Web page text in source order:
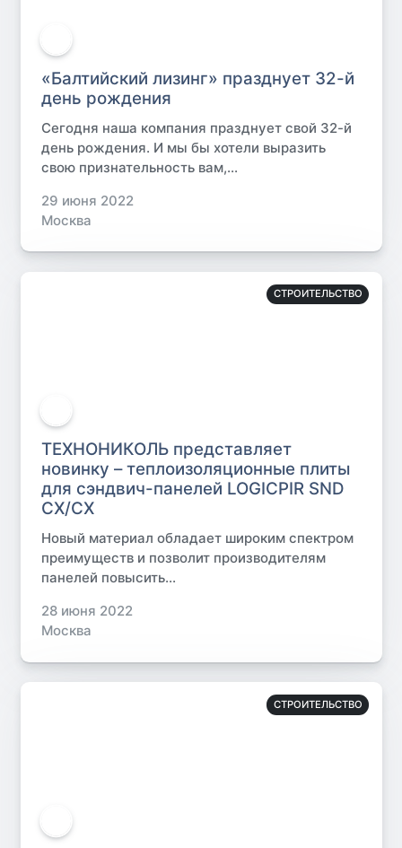
«Балтийский лизинг» празднует 32-й
день рождения
Сегодня наша компания празднует свой 32-й
день рождения. И мы бы хотели выразить
свою признательность вам,...
29 июня 2022
Москва
СТРОИТЕЛЬСТВО
ТЕХНОНИКОЛЬ представляет
новинку – теплоизоляционные плиты
для сэндвич-панелей LOGICPIR SND
CХ/СХ
Новый материал обладает широким спектром
преимуществ и позволит производителям
панелей повысить...
28 июня 2022
Москва
СТРОИТЕЛЬСТВО